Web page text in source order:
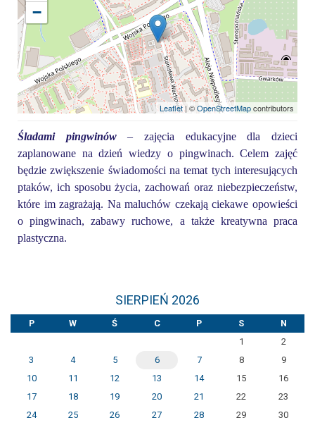
−
Leaflet| ©OpenStreetMapcontributors
Śladami pingwinów– zajęcia edukacyjne dla dzieci
zaplanowane na dzień wiedzy o pingwinach. Celem zajęć
będzie zwiększenie świadomości na temat tych interesujących
ptaków, ich sposobu życia, zachowań oraz niebezpieczeństw,
które im zagrażają. Na maluchów czekają ciekawe opowieści
o pingwinach, zabawy ruchowe, a także kreatywna praca
plastyczna.
SIERPIEŃ 2026
P W Ś C P S
N
1
2
3
4 5 6 7 8
9
10
11 12 13 14 15
16
17
18 19 20 21 22
23
24
25 26 27 28 29
30